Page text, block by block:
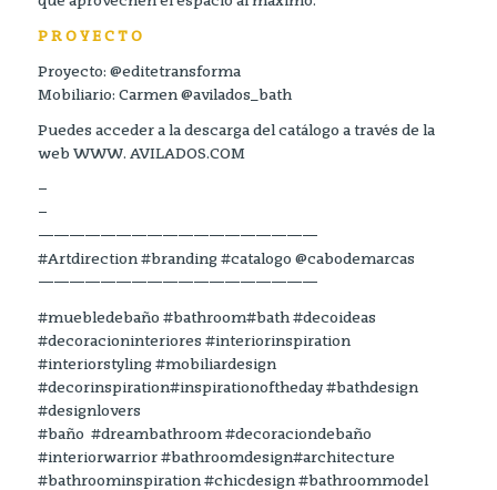
P R O Y E C T O
Proyecto: @editetransforma
Mobiliario: Carmen @avilados_bath
Puedes acceder a la descarga del catálogo a través de la
web WWW. AVILADOS.COM
–
–
——————————————————
#Artdirection #branding #catalogo @cabodemarcas
——————————————————
#muebledebaño #bathroom#bath #decoideas
#decoracioninteriores #interiorinspiration
#interiorstyling #mobiliardesign
#decorinspiration#inspirationoftheday #bathdesign
#designlovers
#baño #dreambathroom #decoraciondebaño
#interiorwarrior #bathroomdesign#architecture
#bathroominspiration #chicdesign #bathroommodel